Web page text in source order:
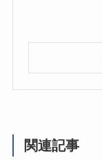
関連記事